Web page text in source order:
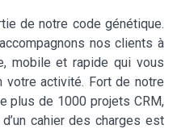
de notre code génétique.
nos clients à
mobile et rapide qui vous
votre activité. Fort de notre
plus de 1000 projets CRM,
cahier des charges est